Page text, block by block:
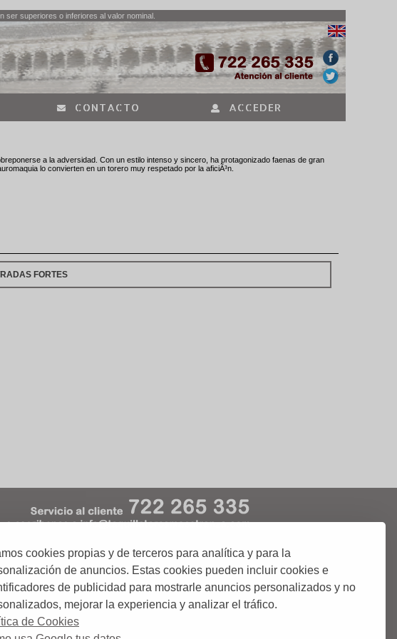
cookies propias y de terceros para analítica y para la
de anuncios. Estas cookies pueden incluir cookies e
de publicidad para mostrarle anuncios personalizados y no
mejorar la experiencia y analizar el tráfico.
de Cookies
ser superiores o inferiores al valor nominal.
CONTACTO ACCEDER
a la adversidad. Con un estilo intenso y sincero, ha protagonizado faenas de gran
lo convierten en un torero muy respetado por la aficiÃ³n.
FORTES
Política de Cookies Condiciones de Uso
de entradas, tickets o abonos de Corridas de Toros;.
amplia de ciudades donde podrás comprar tus entradas.